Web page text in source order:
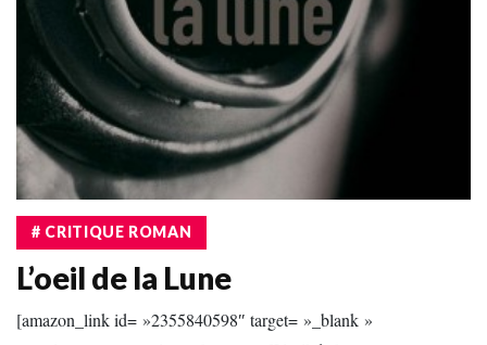
# CRITIQUE ROMAN
L’oeil de la Lune
[amazon_link id= »2355840598″ target= »_blank »